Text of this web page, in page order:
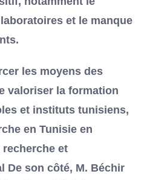
et le manque
les moyens des
valoriser la formation
et instituts tunisiens,
en Tunisie en
recherche et
De son côté, M. Béchir